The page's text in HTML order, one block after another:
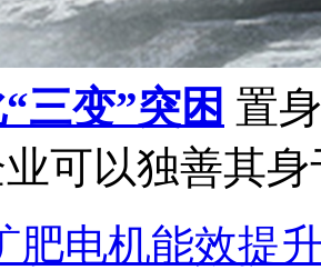
三变”突困 置
可以独善其
肥电机能效提